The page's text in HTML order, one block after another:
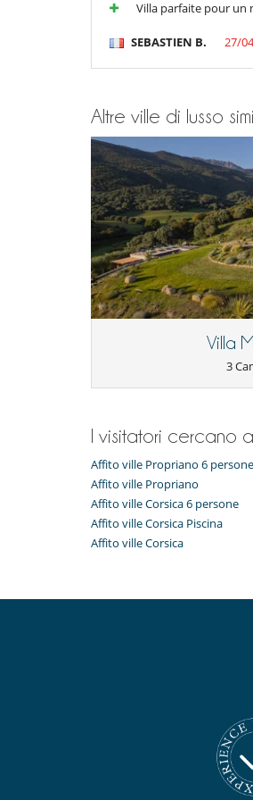
Jacuzzi esteriore
Qui vicino
Stazione di ricarica per
Villa parfaite pour un
SEBASTIEN B. 27/
Altre ville di lusso
Villa
3
I visitatori cercano
Affito ville Propriano 6 persone
Affito ville Propriano
Affito ville Corsica 6 persone
Affito ville Corsica Piscina
Affito ville Corsica